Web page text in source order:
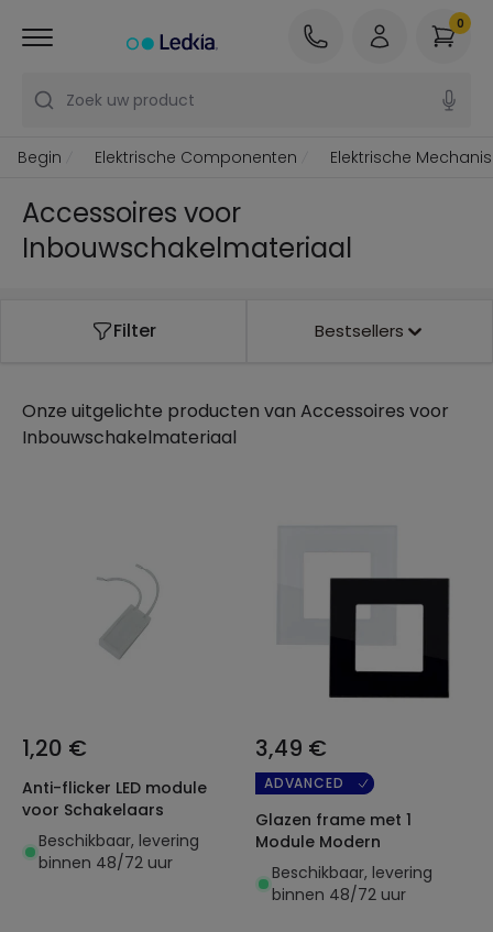
Zoek uw product
0
Begin Elektrische Componenten Elektrische
Accessoires voor
Inbouwschakelmateriaal
Filter Bestsellers
Onze uitgelichte producten van Accessoires voor
Inbouwschakelmateriaal
1,20 €
Anti-flicker LED module
voor Schakelaars
Beschikbaar, levering
binnen 48/72 uur
3,49 €
ADVANCED
Glazen frame met 1
Module Modern
Beschikbaar, levering
binnen 48/72 uur